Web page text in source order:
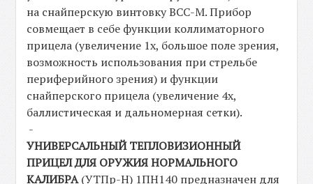
на снайперскую винтовку ВСС-М. Прибор
совмещает в себе функции коллиматорного
прицела (увеличение 1х, большое поле зрения,
возможность использования при стрельбе
периферийного зрения) и функции
снайперского прицела (увеличение 4х,
баллистическая и дальномерная сетки).
-
УНИВЕРСАЛЬНЫЙ ТЕПЛОВИЗИОННЫЙ
ПРИЦЕЛ ДЛЯ ОРУЖИЯ НОРМАЛЬНОГО
КАЛИБРА(УТПр-Н) 1ПН140 предназначен для